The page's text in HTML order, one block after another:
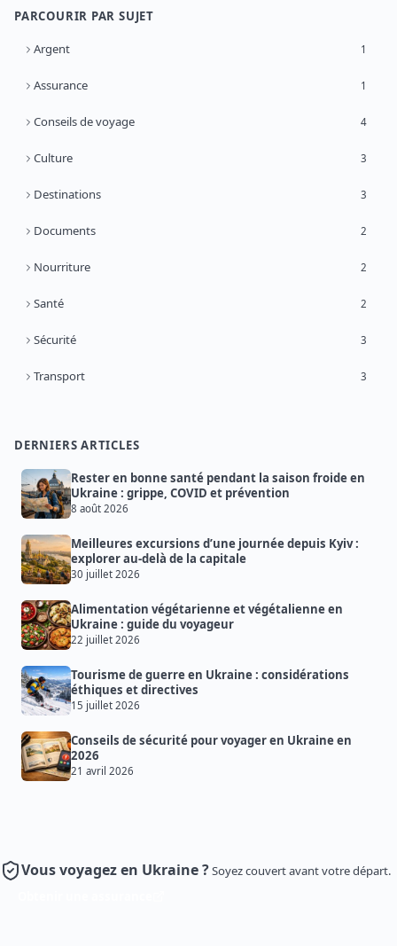
PARCOURIR PAR SUJET
Argent 1
Assurance 1
Conseils de voyage 4
Culture 3
Destinations 3
Documents 2
Nourriture 2
Santé 2
Sécurité 3
Transport 3
DERNIERS ARTICLES
Rester en bonne santé pendant la saison froide en
Ukraine : grippe, COVID et prévention
8 août 2026
Meilleures excursions d’une journée depuis Kyiv :
explorer au-delà de la capitale
30 juillet 2026
Alimentation végétarienne et végétalienne en
Ukraine : guide du voyageur
22 juillet 2026
Tourisme de guerre en Ukraine : considérations
éthiques et directives
15 juillet 2026
Conseils de sécurité pour voyager en Ukraine en
2026
21 avril 2026
Vous voyagez en Ukraine ?Soyez couvert avant votre départ.